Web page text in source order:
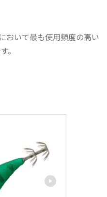
おいて最も使用頻度の高い
。